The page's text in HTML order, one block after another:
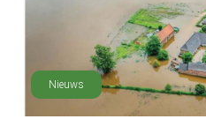
Nieuws